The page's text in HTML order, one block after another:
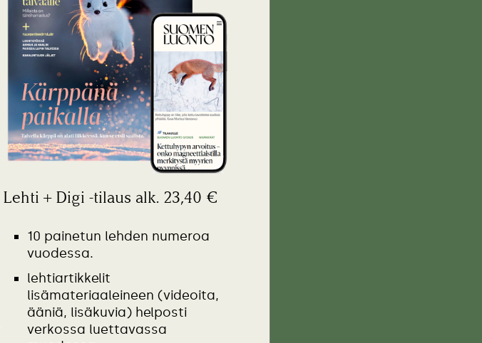
Lehti + Digi -tilaus alk. 23,40 €
10 painetun lehden numeroa
vuodessa.
lehtiartikkelit
lisämateriaaleineen (videoita,
ääniä, lisäkuvia) helposti
verkossa luettavassa